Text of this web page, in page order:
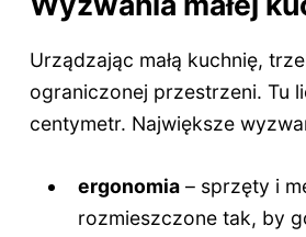
Urządzając małą kuchnię,
ograniczonej przestrzeni. Tu
centymetr. Największe
ergonomia – sprzęty i
rozmieszczone tak, by